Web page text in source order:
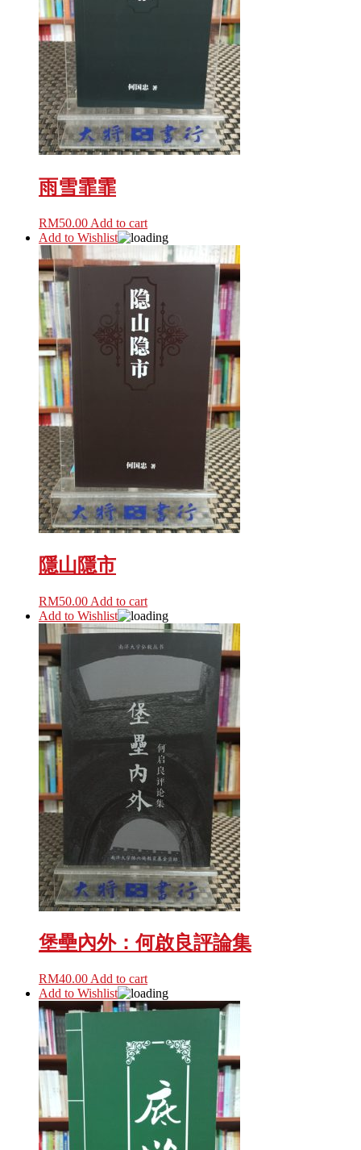
雨雪霏霏
RM50.00 Add to cart
Add to Wishlist
隱山隱市
RM50.00 Add to cart
Add to Wishlist
堡壘內外：何啟良評論集
RM40.00 Add to cart
Add to Wishlist